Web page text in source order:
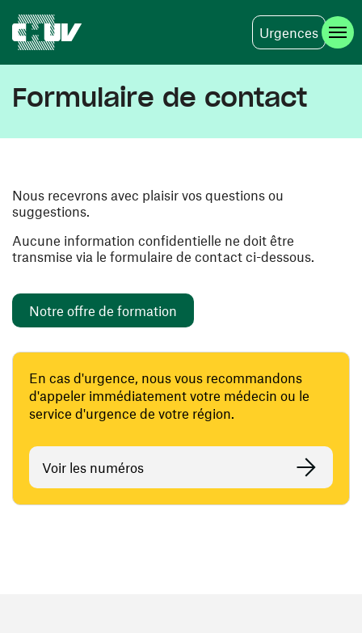
Urgences
Formulaire de contact
Nous recevrons avec plaisir vos questions ou
suggestions.
Aucune information confidentielle ne doit être
transmise via le formulaire de contact ci-dessous.
Notre offre de formation
En cas d'urgence, nous vous recommandons
d'appeler immédiatement votre médecin ou le
service d'urgence de votre région.
Voir les numéros